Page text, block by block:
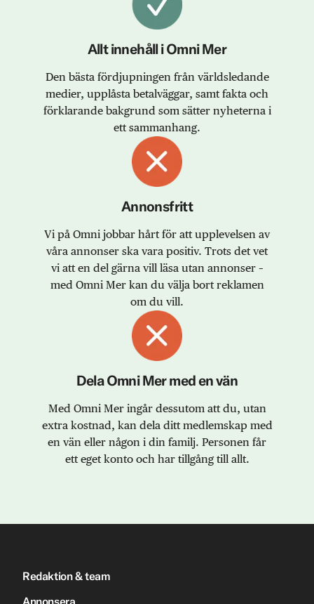
Allt innehåll i Omni Mer
Den bästa fördjupningen från världsledande
medier, upplåsta betalväggar, samt fakta och
förklarande bakgrund som sätter nyheterna i
ett sammanhang.
Annonsfritt
Vi på Omni jobbar hårt för att upplevelsen av
våra annonser ska vara positiv. Trots det vet
vi att en del gärna vill läsa utan annonser –
med Omni Mer kan du välja bort reklamen
om du vill.
Dela Omni Mer med en vän
Med Omni Mer ingår dessutom att du, utan
extra kostnad, kan dela ditt medlemskap med
en vän eller någon i din familj. Personen får
ett eget konto och har tillgång till allt.
Redaktion & team